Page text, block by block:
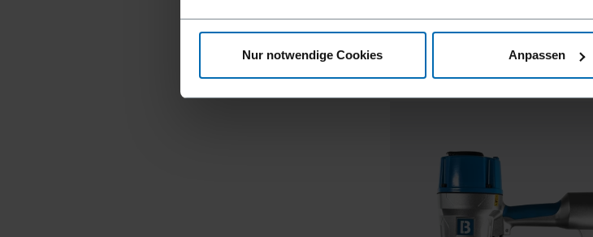
Nur notwendige Cookies Anpassen
LIGNOLOC® F33 SYSTEM